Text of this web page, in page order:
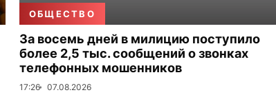
ОБЩЕСТВО
За восемь дней в милицию поступило
более 2,5 тыс. сообщений о звонках
телефонных мошенников
17:26 07.08.2026